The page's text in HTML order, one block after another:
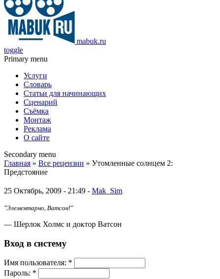
mabuk.ru
toggle
Primary menu
Услуги
Словарь
Статьи для начинающих
Сценарий
Съёмка
Монтаж
Реклама
О сайте
Secondary menu
Главная » Все рецензии » Утомленные солнцем 2:
Предстояние
25 Октябрь, 2009 - 21:49 - Mak_Sim
"Элементарно, Ватсон!"
— Шерлок Холмс и доктор Ватсон
Вход в систему
Имя пoльзовaтeля: *
Пароль: *